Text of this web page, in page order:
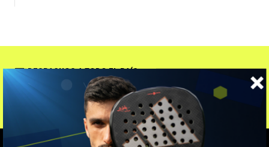
DESPACHOS A TODO EL PAÍS
Enviamos a todo el país a través de Chilexpress.